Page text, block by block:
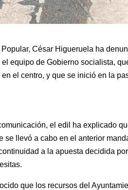
César Higueruela ha
equipo de Gobierno socialista,
el centro, y que se inició en la
el edil ha explicado
se llevó a cabo en el anterior
a la apuesta decidida
que los recursos del